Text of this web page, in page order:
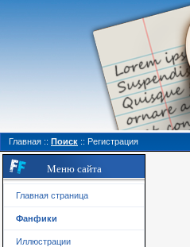
Главная :: Поиск :: Регистрация
Меню сайта
Главная страница
Фанфики
Иллюстрации